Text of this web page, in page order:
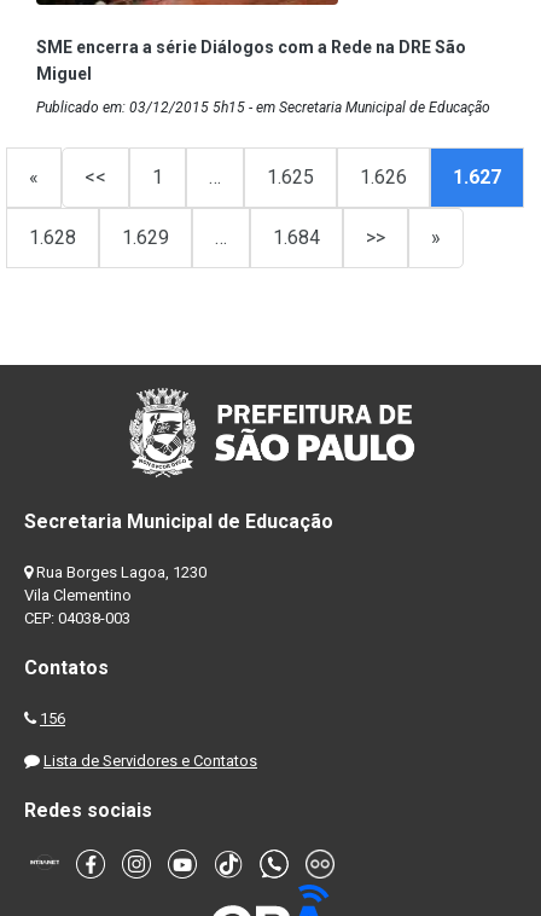
SME encerra a série Diálogos com a Rede na DRE São
Miguel
Publicado em: 03/12/2015 5h15 - em Secretaria Municipal de Educação
« << 1 … 1.625 1.626 1.627
1.628 1.629 … 1.684 >> »
Secretaria Municipal de Educação
Rua Borges Lagoa, 1230
Vila Clementino
CEP: 04038-003
Contatos
156
Lista de Servidores e Contatos
Redes sociais